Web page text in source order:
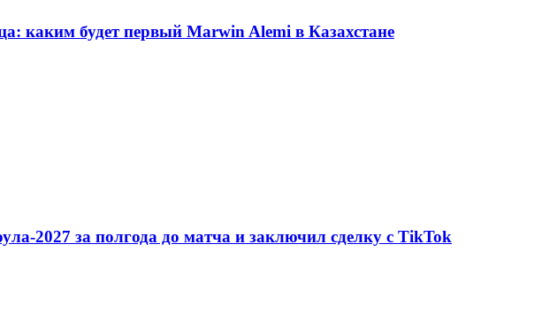
каким будет первый Marwin Alemi в Казахстане
2027 за полгода до матча и заключил сделку с TikTok